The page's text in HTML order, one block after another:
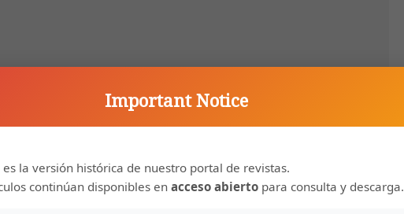
están siendo fuertemente impactadas por la
en zonas de manglar, extracción descontrolada
desordenado, crecimiento poblacional y eventos
climático. Todo lo anterior contribuye a la
la resiliencia de estos ecosistemas, sobre todo por
impactos.
Important Notice
es la versión histórica de nuestro portal de revistas.
continúan disponibles en acceso abierto para consulta y descarga.